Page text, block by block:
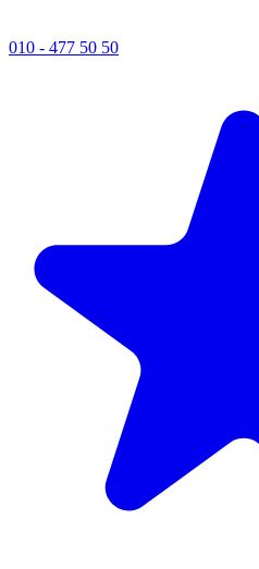
010 - 477 50 50